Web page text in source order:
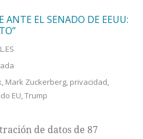
ANTE EL SENADO DE EEUU:
, Mark Zuckerberg, privacidad,
EU,Trump
de datos de 87